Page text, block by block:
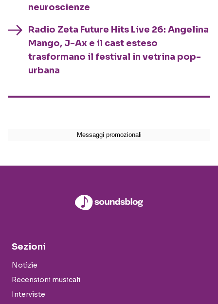
neuroscienze
Radio Zeta Future Hits Live 26: Angelina
Mango, J-Ax e il cast esteso
trasformano il festival in vetrina pop-
urbana
Sezioni
Notizie
Recensioni musicali
Interviste